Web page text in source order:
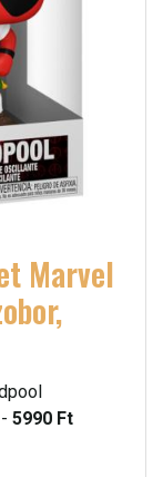
Marvel
5990 Ft